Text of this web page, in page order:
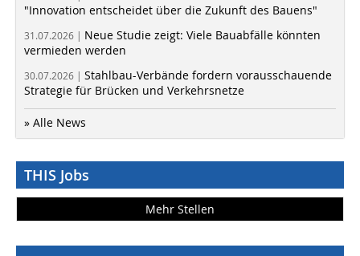
"Innovation entscheidet über die Zukunft des Bauens"
31.07.2026 | Neue Studie zeigt: Viele Bauabfälle könnten
vermieden werden
30.07.2026 | Stahlbau-Verbände fordern vorausschauende
Strategie für Brücken und Verkehrsnetze
» Alle News
THIS Jobs
Mehr Stellen